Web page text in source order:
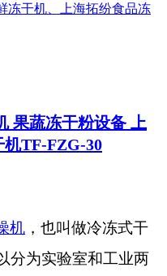
冻干机、上海拓纷食品冻
果蔬冻干粉设备 上
机TF-FZG-30
机 ，也叫做冷冻式干
分为实验室和工业两